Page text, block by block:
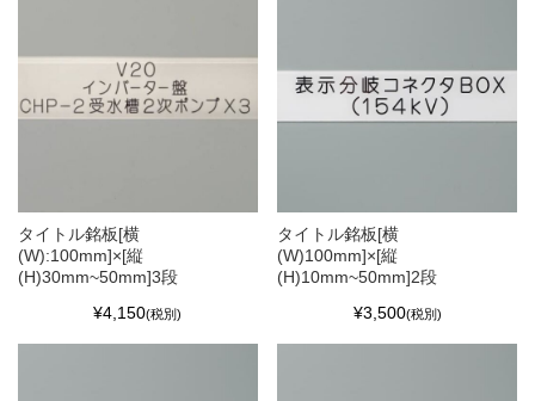
タイトル銘板[横
(W):100mm]×[縦
(H)30mm~50mm]3段
¥4,150(税別)
タイトル銘板[横
(W)100mm]×[縦
(H)10mm~50mm]2段
¥3,500(税別)